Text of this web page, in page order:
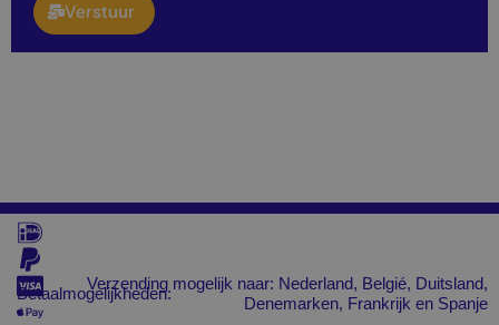
Verstuur
Betaalmogelijkheden:
Verzending mogelijk naar: Nederland, Belgié, Duitsland,
Denemarken, Frankrijk en Spanje